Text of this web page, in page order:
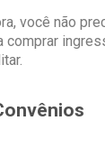
você não
comprar